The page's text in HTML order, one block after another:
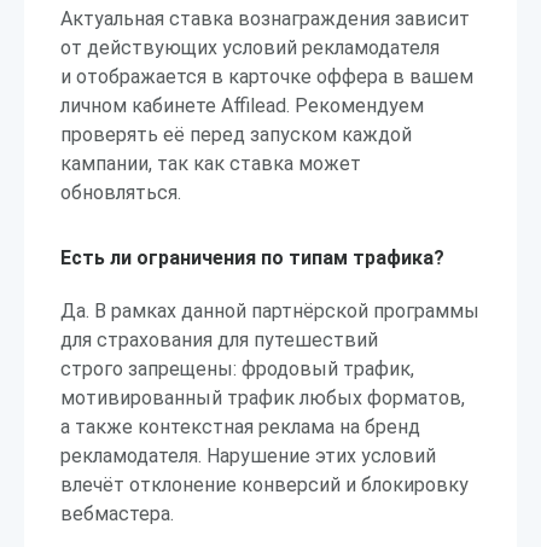
Актуальная ставка вознаграждения зависит
от действующих условий рекламодателя
и отображается в карточке оффера в вашем
личном кабинете Affilead. Рекомендуем
проверять её перед запуском каждой
кампании, так как ставка может
обновляться.
Есть ли ограничения по типам трафика?
Да. В рамках данной партнёрской программы
для страхования для путешествий
строго запрещены: фродовый трафик,
мотивированный трафик любых форматов,
а также контекстная реклама на бренд
рекламодателя. Нарушение этих условий
влечёт отклонение конверсий и блокировку
вебмастера.